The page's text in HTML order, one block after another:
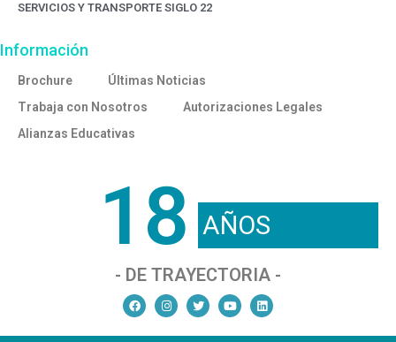
SERVICIOS Y TRANSPORTE SIGLO 22
Información
Brochure
Últimas Noticias
Trabaja con Nosotros
Autorizaciones Legales
Alianzas Educativas
18 AÑOS
- DE TRAYECTORIA -